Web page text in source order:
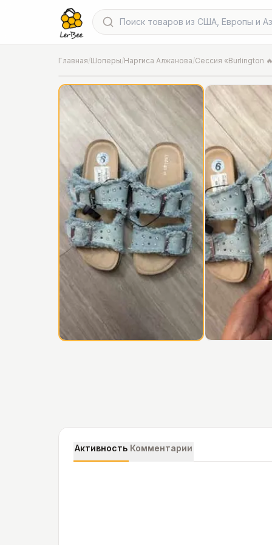
Главная/Шоперы/Наргиса Алжанова/Сессия «Burlington
📍 Фото от шопера Chicago
Активность Комментарии